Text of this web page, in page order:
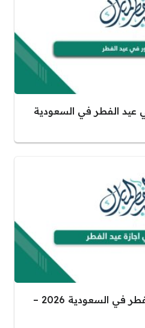
عيد الفطر في السعودية
متى تنتهي اجازة عيد الفطر في السعودية 2026 –